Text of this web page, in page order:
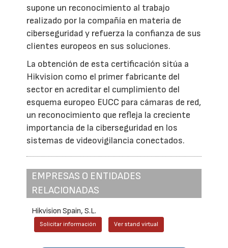
supone un reconocimiento al trabajo
realizado por la compañía en materia de
ciberseguridad y refuerza la confianza de sus
clientes europeos en sus soluciones.
La obtención de esta certificación sitúa a
Hikvision como el primer fabricante del
sector en acreditar el cumplimiento del
esquema europeo EUCC para cámaras de red,
un reconocimiento que refleja la creciente
importancia de la ciberseguridad en los
sistemas de videovigilancia conectados.
EMPRESAS O ENTIDADES
RELACIONADAS
Hikvision Spain, S.L.
Solicitar información Ver stand virtual